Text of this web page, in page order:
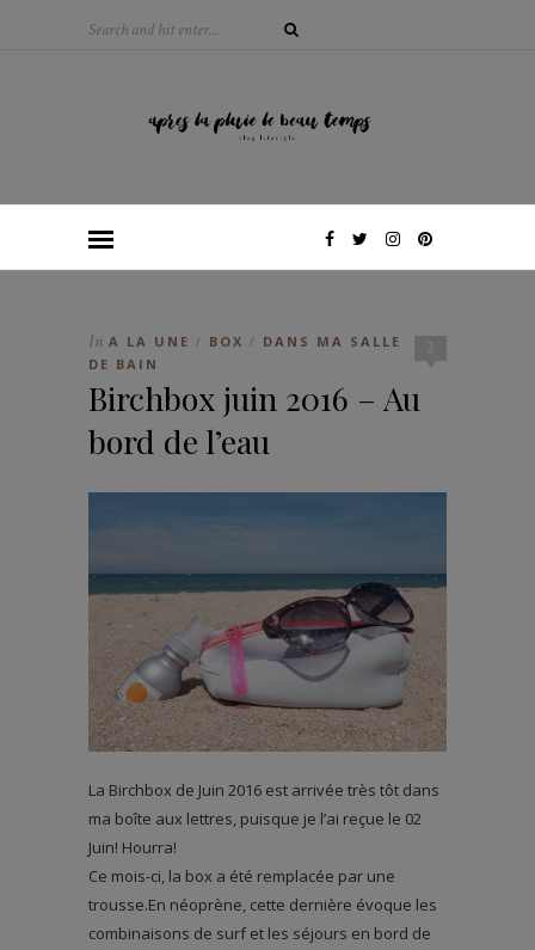
2
In A LA UNE / BOX /
DANS MA SALLE
DE BAIN
Birchbox juin 2016 – Au
bord de l’eau
La Birchbox de Juin 2016 est arrivée très tôt dans
ma boîte aux lettres, puisque je l’ai reçue le 02
Juin! Hourra!
Ce mois-ci, la box a été remplacée par une
trousse.En néoprène, cette dernière évoque les
combinaisons de surf et les séjours en bord de